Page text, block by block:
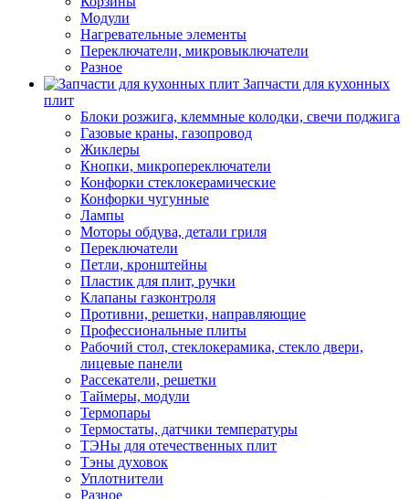
Модули
Нагревательные элементы
Переключатели, микровыключатели
Разное
Запчасти для кухонных
плит
Блоки розжига, клеммные колодки, свечи поджига
Газовые краны, газопровод
Жиклеры
Кнопки, микропереключатели
Конфорки стеклокерамические
Конфорки чугунные
Лампы
Моторы обдува, детали гриля
Переключатели
Петли, кронштейны
Пластик для плит, ручки
Клапаны газконтроля
Противни, решетки, направляющие
Профессиональные плиты
Рабочий стол, стеклокерамика, стекло двери,
лицевые панели
Рассекатели, решетки
Таймеры, модули
Термопары
Термостаты, датчики температуры
ТЭНы для отечественных плит
Тэны духовок
Уплотнители
Разное